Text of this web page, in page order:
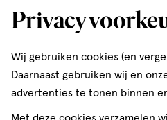
Privacy
Wij gebruiken cookies (en
Daarnaast gebruiken wij en
advertenties te tonen binnen